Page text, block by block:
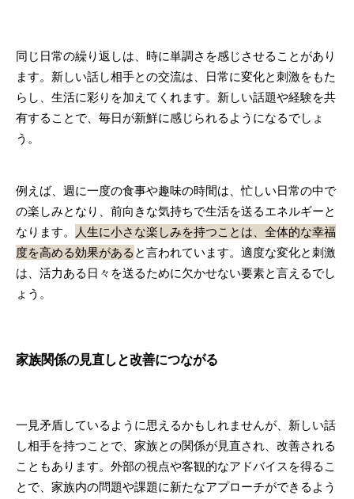
同じ日常の繰り返しは、時に単調さを感じさせることがあり
ます。新しい話し相手との交流は、日常に変化と刺激をもた
らし、生活に彩りを加えてくれます。新しい話題や経験を共
有することで、毎日が新鮮に感じられるようになるでしょ
う。
例えば、週に一度の食事や趣味の時間は、忙しい日常の中で
の楽しみとなり、前向きな気持ちで生活を送るエネルギーと
なります。
人生に小さな楽しみを持つことは、全体的な幸福
度を高める効果がある と言われています。適度な変化と刺激
は、活力ある日々を送るために欠かせない要素と言えるでし
ょう。
家族関係の見直しと改善につながる
一見矛盾しているように思えるかもしれませんが、新しい話
し相手を持つことで、家族との関係が見直され、改善される
こともあります。外部の視点や客観的なアドバイスを得るこ
とで、家族内の問題や課題に新たなアプローチができるよう